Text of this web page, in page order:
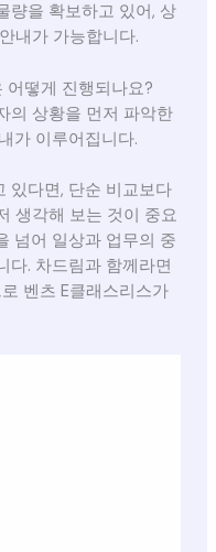
량을 확보하고 있어, 상
내가 가능합니다.
어떻게 진행되나요?
의 상황을 먼저 파악한
가 이루어집니다.
있다면, 단순 비교보다
생각해 보는 것이 중요
넘어 일상과 업무의 중
다. 차드림과 함께라면
벤츠 E클래스리스가